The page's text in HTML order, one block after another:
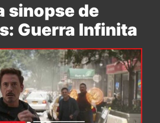
sinopse de
Guerra Infinita